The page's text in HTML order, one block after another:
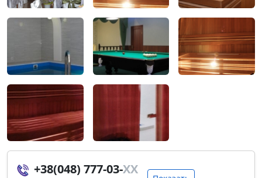
+38(048) 777-03-XX